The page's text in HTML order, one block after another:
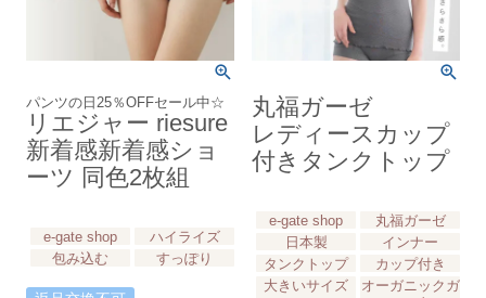
パンツの日25％OFFセール中☆
リエジャー riesure
新着感新着感ショ
ーツ 同色2枚組
e-gate shop
ハイライズ
包み込む
すっぽり
丸福ガーゼ
レディースカップ
付きタンクトップ
e-gate shop
丸福ガーゼ
日本製
インナー
タンクトップ
カップ付き
大きいサイズ
オーガニックガ